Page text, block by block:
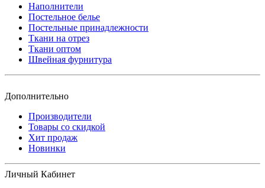
Наполнители
Постельное белье
Постельные принадлежности
Ткани на отрез
Ткани оптом
Швейная фурнитура
Дополнительно
Производители
Товары со скидкой
Хит продаж
Новинки
Личный Кабинет